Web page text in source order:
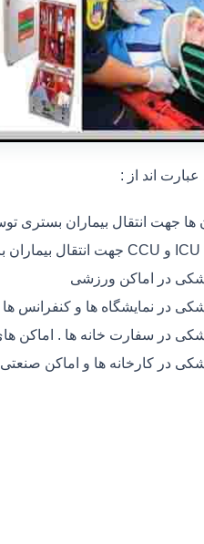
اند از :
ها جهت انتقال بیماران
در اماکن ورزشی
در نمایشگاه ها و کنفرانس ها
پزشکی در سفارت خانه ها .
در کارخانه ها و اماکن